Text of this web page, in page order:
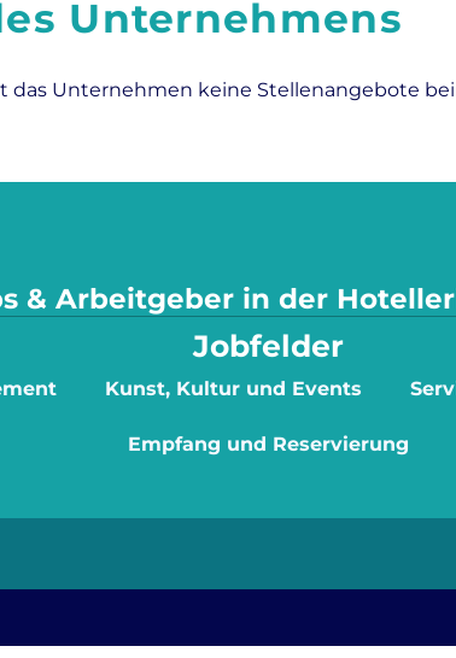
Unternehmens
das Unternehmen keine Stellenangebote
& Arbeitgeber in der
Jobfelder
Kunst, Kultur und Events
Empfang und Reservierung